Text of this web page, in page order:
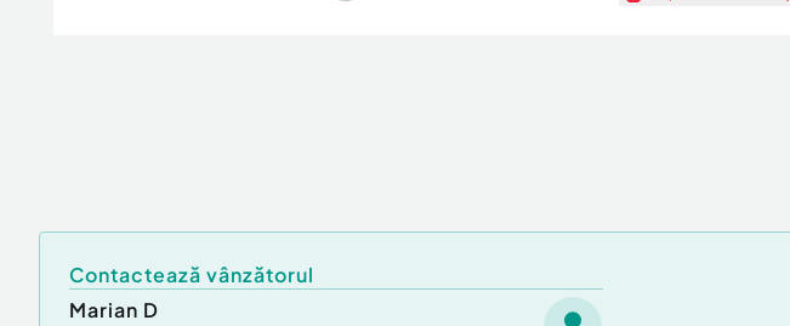
Contactează vânzătorul
Marian D